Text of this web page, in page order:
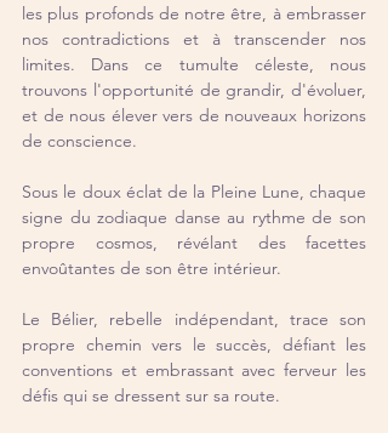
les plus profonds de notre être, à embrasser
nos contradictions et à transcender nos
limites. Dans ce tumulte céleste, nous
trouvons l'opportunité de grandir, d'évoluer,
et de nous élever vers de nouveaux horizons
de conscience.
Sous le doux éclat de la Pleine Lune, chaque
signe du zodiaque danse au rythme de son
propre cosmos, révélant des facettes
envoûtantes de son être intérieur.
Le Bélier, rebelle indépendant, trace son
propre chemin vers le succès, défiant les
conventions et embrassant avec ferveur les
défis qui se dressent sur sa route.